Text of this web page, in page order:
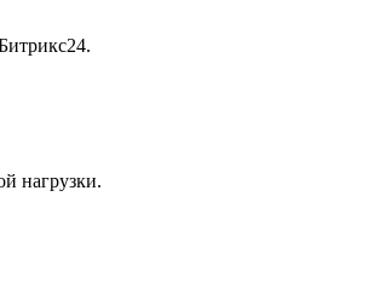
нагрузки.